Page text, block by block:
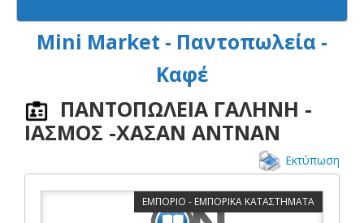
Mini Market - Παντοπωλεία -
Καφέ
ΠΑΝΤΟΠΩΛΕΙΑ ΓΑΛΗΝΗ -
ΙΑΣΜΟΣ -ΧΑΣΑΝ ΑΝΤΝΑΝ
Εκτύπωση
ΕΜΠΟΡΙΟ - ΕΜΠΟΡΙΚΑ ΚΑΤΑΣΤΗΜΑΤΑ